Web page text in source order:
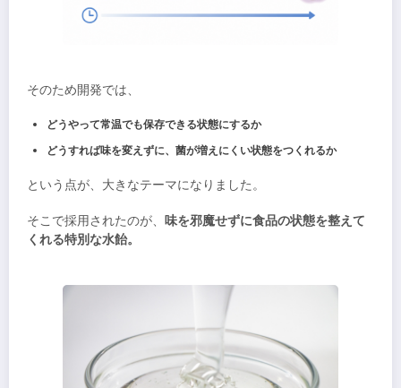
そのため開発では、
どうやって常温でも保存できる状態にするか
どうすれば味を変えずに、菌が増えにくい状態をつくれるか
という点が、大きなテーマになりました。
そこで採用されたのが、 味を邪魔せずに食品の状態を整えて
くれる特別な水飴。